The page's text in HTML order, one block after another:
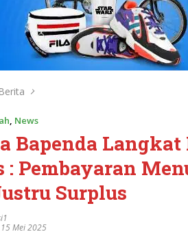
Berita
, News
Bapenda
: Pembayaran
Surplus
Mei 2025